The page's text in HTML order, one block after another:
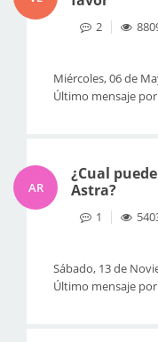
2
Miércoles, 06 de
Último mensaje por
AR
¿Cual
Astra?
1
Sábado, 13 de
Último mensaje por